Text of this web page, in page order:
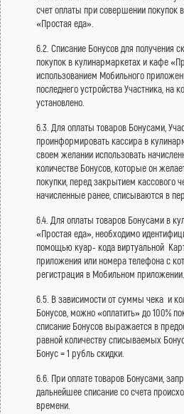
счет оплаты при совершении покупок
«Простая еда».
6.2. Списание Бонусов для получения
покупок в кулинармаркетах и кафе
использованием Мобильного
последнего устройства Участника, на
установлено.
6.3. Для оплаты товаров Бонусами,
проинформировать кассира в
своем желании использовать
количестве Бонусов, которые он
покупки, перед закрытием кассового
начисленные ранее, списываются в
6.4. Для оплаты товаров Бонусами в
«Простая еда», необходимо
помощью куар- кода виртуальной
приложения или номера телефона с
регистрация в Мобильном приложении.
6.5. В зависимости от суммы чека и
Бонусов, можно «оплатить» до 100%
списание Бонусов выражается в
равной количеству списываемых
Бонус = 1 рубль скидки.
6.6. При оплате товаров Бонусами,
дальнейшее списание со счета
времени.